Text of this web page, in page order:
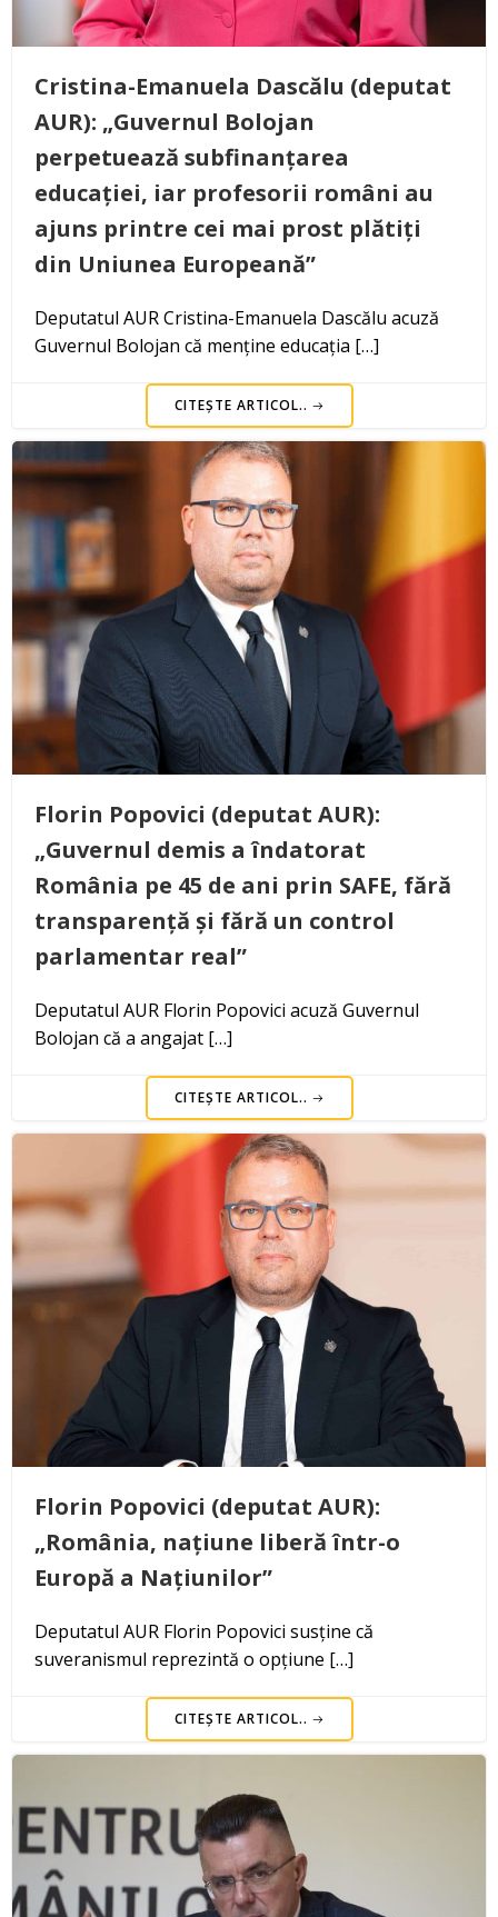
Cristina-Emanuela Dascălu (deputat
AUR): „Guvernul Bolojan
perpetuează subfinanțarea
educației, iar profesorii români au
ajuns printre cei mai prost plătiți
din Uniunea Europeană”
Deputatul AUR Cristina-Emanuela Dascălu acuză
Guvernul Bolojan că menține educația […]
CITEȘTE ARTICOL..
Florin Popovici (deputat AUR):
„Guvernul demis a îndatorat
România pe 45 de ani prin SAFE, fără
transparență și fără un control
parlamentar real”
Deputatul AUR Florin Popovici acuză Guvernul
Bolojan că a angajat […]
CITEȘTE ARTICOL..
Florin Popovici (deputat AUR):
„România, națiune liberă într-o
Europă a Națiunilor”
Deputatul AUR Florin Popovici susține că
suveranismul reprezintă o opțiune […]
CITEȘTE ARTICOL..